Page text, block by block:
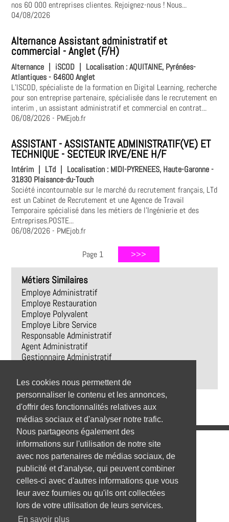
Les cookies nous permettent de
personnaliser le contenu et les annonces,
d'offrir des fonctionnalités relatives aux
médias sociaux et d'analyser notre trafic.
Nous partageons également des
informations sur l'utilisation de notre site
avec nos partenaires de médias sociaux, de
publicité et d'analyse, qui peuvent combiner
celles-ci avec d'autres informations que vous
leur avez fournies ou qu'ils ont collectées
lors de votre utilisation de leurs services.
En savoir plus
nos 60 000 entreprises clientes. Rejoignez-nous ! Nous...
04/08/2026
Alternance Assistant administratif et
commercial - Anglet (F/H)
Alternance | iSCOD | Localisation :AQUITAINE, Pyrénées-
Atlantiques - 64600 Anglet
L’ISCOD, spécialiste de la formation en Digital Learning, recherche
pour son entreprise partenaire, spécialisée dans le recrutement en
interim , un assistant administratif et commercial en contrat...
06/08/2026- PMEjob.fr
ASSISTANT - ASSISTANTE ADMINISTRATIF(VE) ET
TECHNIQUE - SECTEUR IRVE/ENE H/F
Intérim LTd Localisation : MIDI-PYRENEES, Haute-Garonne -
31830 Plaisance-du-Touch
Société incontournable sur le marché du recrutement français, LTd
est un Cabinet de Recrutement et une Agence de Travail
Temporaire spécialisé dans les métiers de l'Ingénierie et des
Entreprises.POSTE...
06/08/2026- PMEjob.fr
Page 1
Métiers Similaires
Employe Administratif
Employe Restauration
Employe Polyvalent
Employe Libre Service
Responsable Administratif
Agent Administratif
Gestionnaire Administratif
Responsable Administratif Et Financier
Emplois
Emplois par secteur
Emplois par ville
Emplois par entreprise